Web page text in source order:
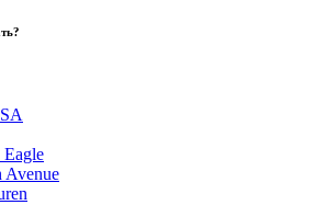
Eagle
Avenue